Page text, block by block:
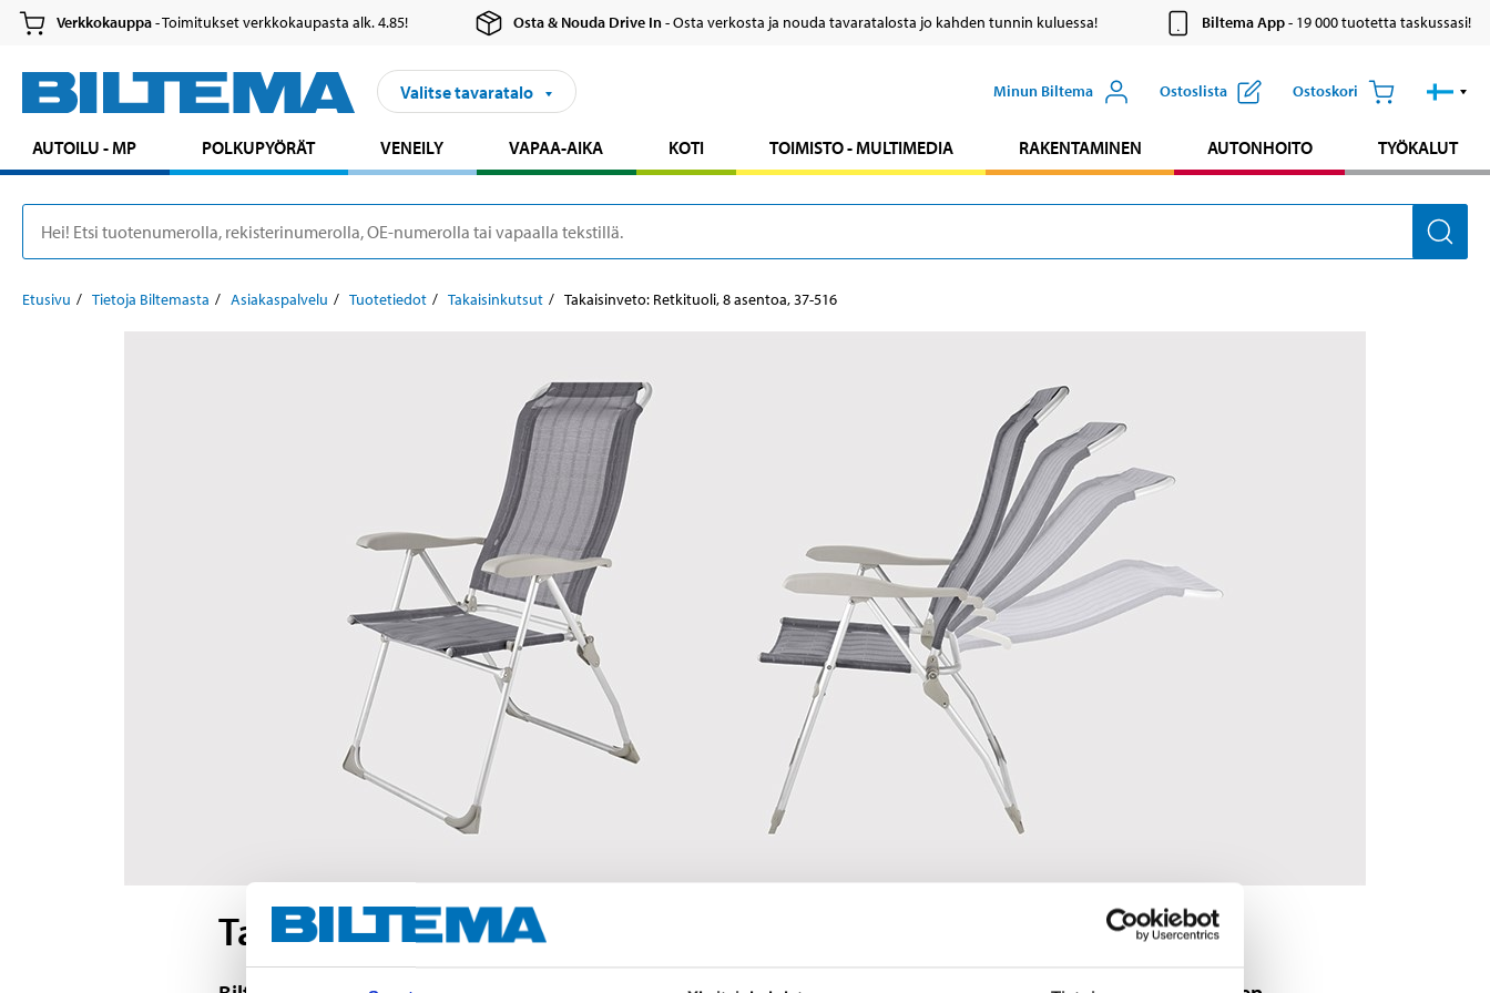
Verkkokauppa- Toimitukset verkkokaupasta alk. 4.85! Osta & Nouda Drive In- Osta verkosta ja nouda tavaratalosta jo kahden tunnin kuluessa! Biltema App- 19 000 tuotetta taskussasi!
Valitse tavaratalo Minun Biltema Ostoslista Ostoskori
AUTOILU - MP POLKUPYÖRÄT VENEILY VAPAA-AIKA KOTI TOIMISTO - MULTIMEDIA RAKENTAMINEN AUTONHOITO TYÖKALUT
Etusivu Tietoja Biltemasta Asiakaspalvelu Tuotetiedot Takaisinkutsut Takaisinveto: Retkituoli, 8 asentoa, 37-516
Takaisinveto: Retkituoli, 8 asentoa, 37-516